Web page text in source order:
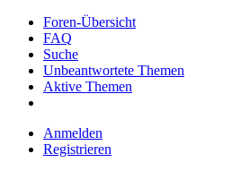
Foren-Übersicht
FAQ
Suche
Unbeantwortete Themen
Aktive Themen
Anmelden
Registrieren